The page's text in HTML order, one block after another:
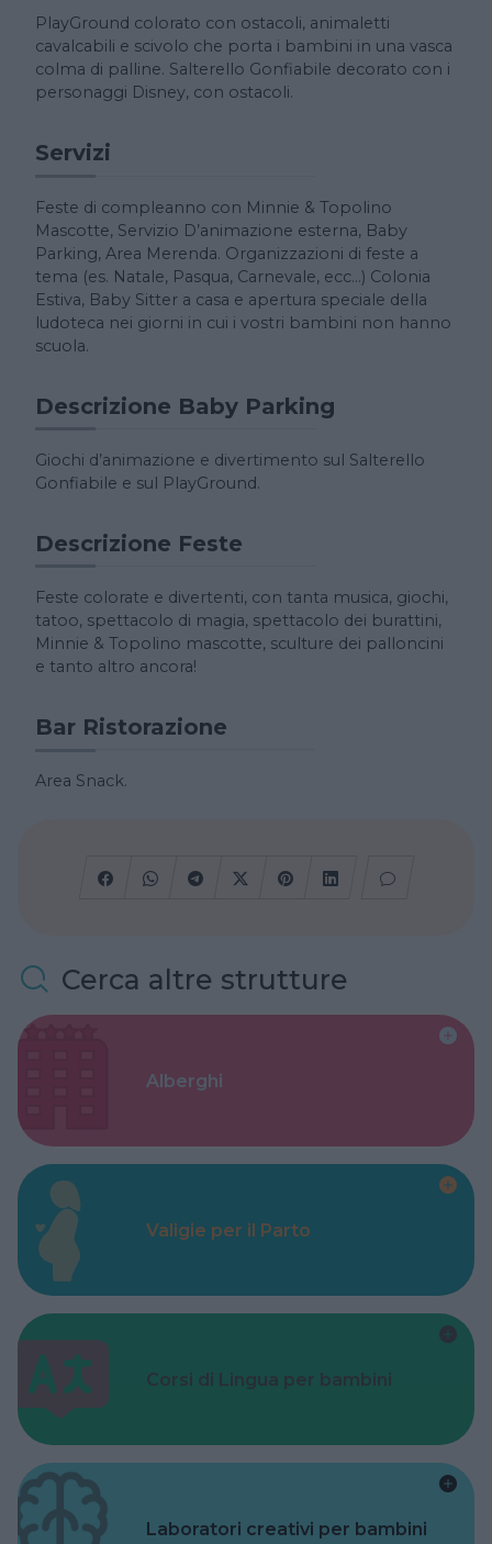
PlayGround colorato con ostacoli, animaletti
cavalcabili e scivolo che porta i bambini in una vasca
colma di palline. Salterello Gonfiabile decorato con i
personaggi Disney, con ostacoli.
Servizi
Feste di compleanno con Minnie & Topolino
Mascotte, Servizio D’animazione esterna, Baby
Parking, Area Merenda. Organizzazioni di feste a
tema (es. Natale, Pasqua, Carnevale, ecc…) Colonia
Estiva, Baby Sitter a casa e apertura speciale della
ludoteca nei giorni in cui i vostri bambini non hanno
scuola.
Descrizione Baby Parking
Giochi d’animazione e divertimento sul Salterello
Gonfiabile e sul PlayGround.
Descrizione Feste
Feste colorate e divertenti, con tanta musica, giochi,
tatoo, spettacolo di magia, spettacolo dei burattini,
Minnie & Topolino mascotte, sculture dei palloncini
e tanto altro ancora!
Bar Ristorazione
Area Snack.
Cerca altre strutture
Alberghi
Valigie per il Parto
Corsi di Lingua per bambini
Laboratori creativi per bambini